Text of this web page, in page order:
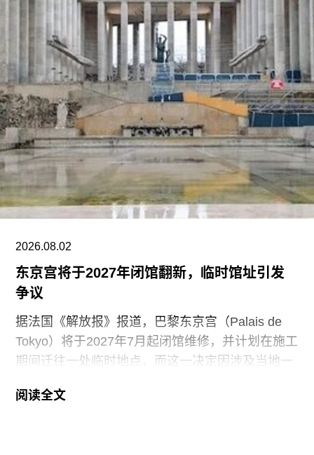
国当代艺术代表人物，如李禹焕（Lee Ufan）、尹
亨根（Yun Hyong-keun）、白南准（Nam June
Paik）以及车学庆（Theresa Hak Kyung Cha）；
国际艺术家包括瓦尔·肖基（Wael Shawky）、加拉
·波拉斯-金（Gala Porras-Kim）、阿拉·埃德里斯
（Alaa Edris）及索达特·伊斯梅洛娃（Saodat
Ismailova）等。
三大主要展场将分别围绕不同主题展开：济州美术
馆以“人”（Human）为题；济州旧城区展览空间聚
焦“神灵”（Deities）；济州石公园（Jeju Stone
2026.08.02
东京宫将于2027年闭馆翻新，临时馆址引发
争议
据法国《解放报》报道，巴黎东京宫（Palais de
Tokyo）将于2027年7月起闭馆维修，并计划在施工
期间迁往一处临时地点，而这一决定因涉及当地一
阅读全文